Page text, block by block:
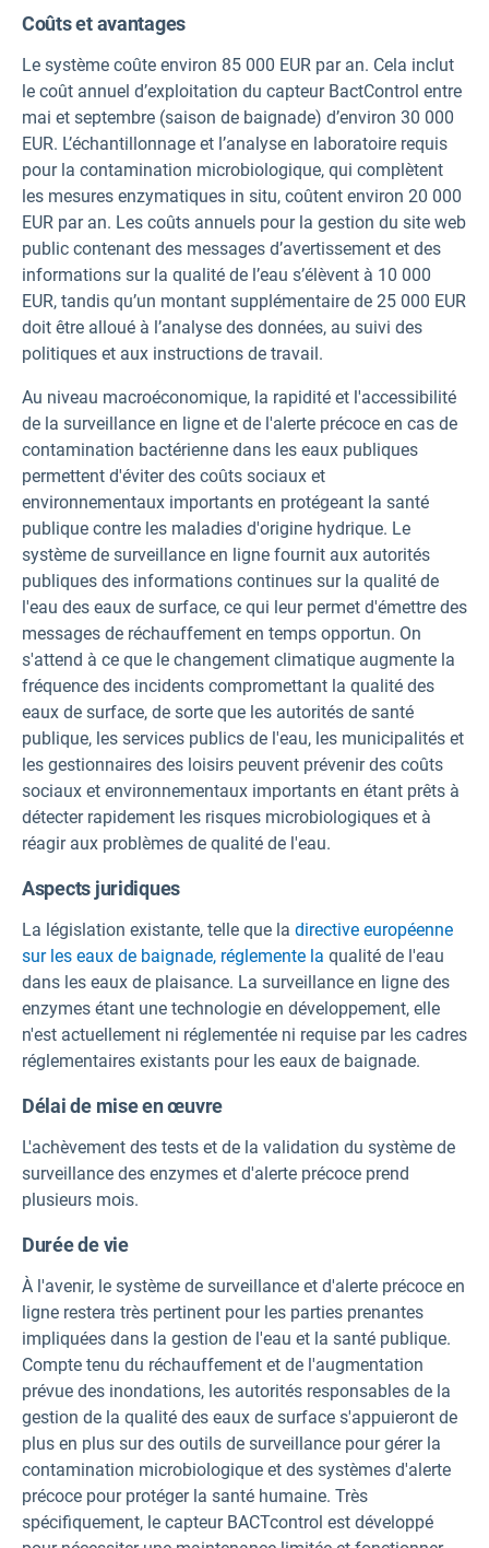
Coûts et avantages
Le système coûte environ 85 000 EUR par an. Cela inclut
le coût annuel d’exploitation du capteur BactControl entre
mai et septembre (saison de baignade) d’environ 30 000
EUR. L’échantillonnage et l’analyse en laboratoire requis
pour la contamination microbiologique, qui complètent
les mesures enzymatiques in situ, coûtent environ 20 000
EUR par an. Les coûts annuels pour la gestion du site web
public contenant des messages d’avertissement et des
informations sur la qualité de l’eau s’élèvent à 10 000
EUR, tandis qu’un montant supplémentaire de 25 000 EUR
doit être alloué à l’analyse des données, au suivi des
politiques et aux instructions de travail.
Au niveau macroéconomique, la rapidité et l'accessibilité
de la surveillance en ligne et de l'alerte précoce en cas de
contamination bactérienne dans les eaux publiques
permettent d'éviter des coûts sociaux et
environnementaux importants en protégeant la santé
publique contre les maladies d'origine hydrique. Le
système de surveillance en ligne fournit aux autorités
publiques des informations continues sur la qualité de
l'eau des eaux de surface, ce qui leur permet d'émettre des
messages de réchauffement en temps opportun. On
s'attend à ce que le changement climatique augmente la
fréquence des incidents compromettant la qualité des
eaux de surface, de sorte que les autorités de santé
publique, les services publics de l'eau, les municipalités et
les gestionnaires des loisirs peuvent prévenir des coûts
sociaux et environnementaux importants en étant prêts à
détecter rapidement les risques microbiologiques et à
réagir aux problèmes de qualité de l'eau.
Aspects juridiques
La législation existante, telle que la directive européenne
sur les eaux de baignade, réglemente la qualité de l'eau
dans les eaux de plaisance. La surveillance en ligne des
enzymes étant une technologie en développement, elle
n'est actuellement ni réglementée ni requise par les cadres
réglementaires existants pour les eaux de baignade.
Délai de mise en œuvre
L'achèvement des tests et de la validation du système de
surveillance des enzymes et d'alerte précoce prend
plusieurs mois.
Durée de vie
À l'avenir, le système de surveillance et d'alerte précoce en
ligne restera très pertinent pour les parties prenantes
impliquées dans la gestion de l'eau et la santé publique.
Compte tenu du réchauffement et de l'augmentation
prévue des inondations, les autorités responsables de la
gestion de la qualité des eaux de surface s'appuieront de
plus en plus sur des outils de surveillance pour gérer la
contamination microbiologique et des systèmes d'alerte
précoce pour protéger la santé humaine. Très
spécifiquement, le capteur BACTcontrol est développé